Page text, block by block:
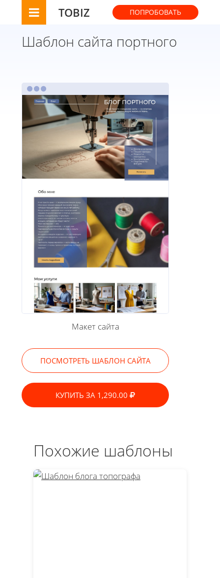
TOBIZ ПОПРОБОВАТЬ
Шаблон сайта портного
Макет сайта
ПОСМОТРЕТЬ ШАБЛОН САЙТА
КУПИТЬ ЗА 1,290.00
Похожие шаблоны